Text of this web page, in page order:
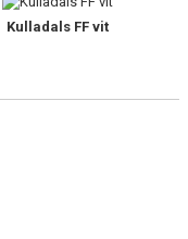
Kulladals FF vit